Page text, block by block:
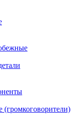
(громкоговорители)